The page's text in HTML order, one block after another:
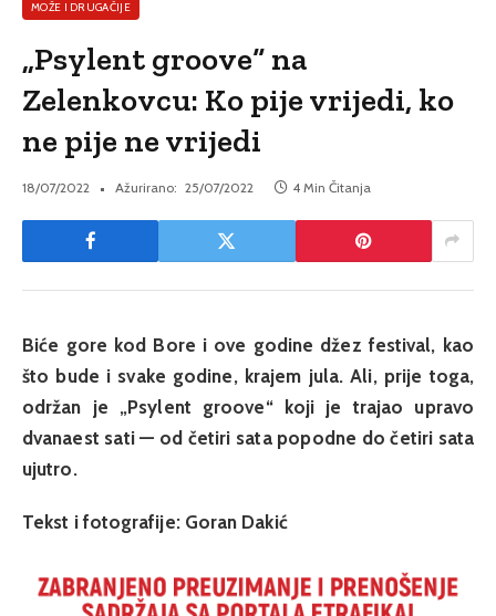
MOŽE I DRUGAČIJE
„Psylent groove“ na
Zelenkovcu: Ko pije vrijedi, ko
ne pije ne vrijedi
18/07/2022 Ažurirano: 25/07/2022 4 Min Čitanja
Biće gore kod Bore i ove godine džez festival, kao
što bude i svake godine, krajem jula. Ali, prije toga,
održan je „Psylent groove“ koji je trajao upravo
dvanaest sati — od četiri sata popodne do četiri sata
ujutro.
Tekst i fotografije: Goran Dakić